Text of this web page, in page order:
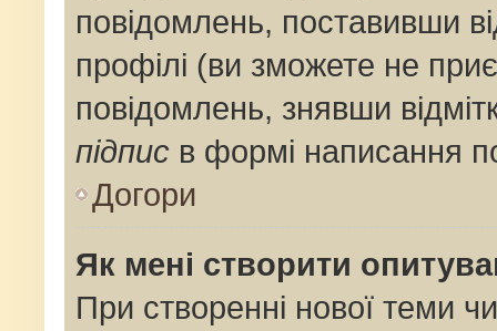
повідомлень, поставивши
профілі (ви зможете не
повідомлень, знявши
підпис в формі написання
Догори
Як мені створити
При створенні нової теми